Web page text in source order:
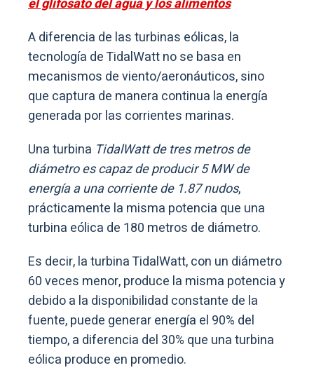
A diferencia de las turbinas eólicas, la
tecnología de TidalWatt no se basa en
mecanismos de viento/aeronáuticos, sino
que captura de manera continua la energía
generada por las corrientes marinas.
Una turbina TidalWatt de tres metros de
diámetro es capaz de producir 5 MW de
energía a una corriente de 1.87 nudos,
prácticamente la misma potencia que una
turbina eólica de 180 metros de diámetro.
Es decir, la turbina TidalWatt, con un diámetro
60 veces menor, produce la misma potencia y
debido a la disponibilidad constante de la
fuente, puede generar energía el 90% del
tiempo, a diferencia del 30% que una turbina
eólica produce en promedio.